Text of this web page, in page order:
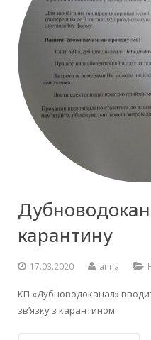
карантину
17.03.2020 anna
КП «Дубноводоканал»
зв’язку з карантином